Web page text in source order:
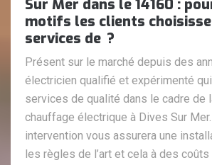
Sur Mer dans le 14160 :
motifs les clients
services de ?
Présent sur le marché depuis des
électricien qualifié et expérimenté
services de qualité dans le cadre de
chauffage électrique à Dives Sur
intervention vous assurera une
les règles de l’art et cela à des